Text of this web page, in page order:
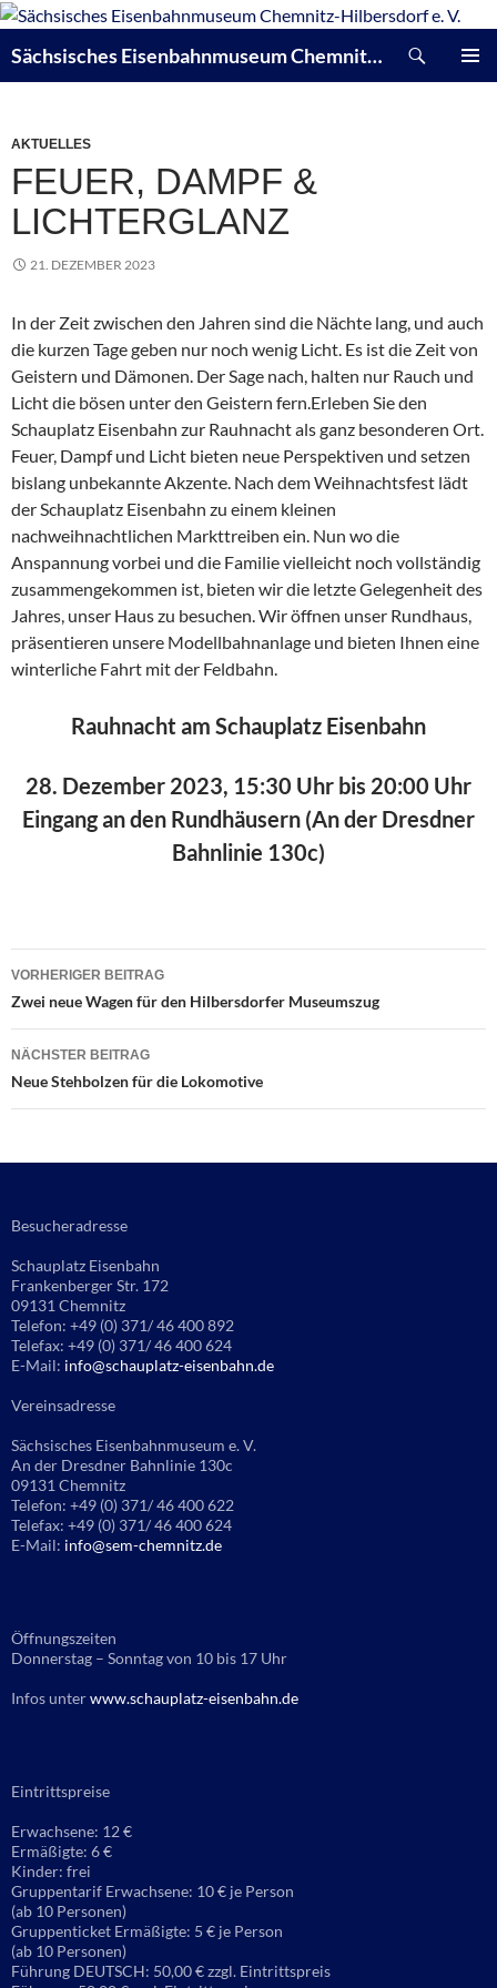
Zum
springen
Sächsisches Eisenbahnmuseum Chemnitz-Hilbersdorf e. V.
AKTUELLES
FEUER, DAMPF &
LICHTERGLANZ
21. DEZEMBER 2023
In der Zeit zwischen den Jahren sind die Nächte lang, und auch
die kurzen Tage geben nur noch wenig Licht. Es ist die Zeit von
Geistern und Dämonen. Der Sage nach, halten nur Rauch und
Licht die bösen unter den Geistern fern.Erleben Sie den
Schauplatz Eisenbahn zur Rauhnacht als ganz besonderen Ort.
Feuer, Dampf und Licht bieten neue Perspektiven und setzen
bislang unbekannte Akzente. Nach dem Weihnachtsfest lädt
der Schauplatz Eisenbahn zu einem kleinen
nachweihnachtlichen Markttreiben ein. Nun wo die
Anspannung vorbei und die Familie vielleicht noch vollständig
zusammengekommen ist, bieten wir die letzte Gelegenheit des
Jahres, unser Haus zu besuchen. Wir öffnen unser Rundhaus,
präsentieren unsere Modellbahnanlage und bieten Ihnen eine
winterliche Fahrt mit der Feldbahn.
Rauhnacht am Schauplatz Eisenbahn
28. Dezember 2023, 15:30 Uhr bis 20:00 Uhr
Eingang an den Rundhäusern (An der Dresdner
Bahnlinie 130c)
Beitragsnavigation
VORHERIGER BEITRAG
Zwei neue Wagen für den Hilbersdorfer Museumszug
NÄCHSTER BEITRAG
Neue Stehbolzen für die Lokomotive
Besucheradresse
Schauplatz Eisenbahn
Frankenberger Str. 172
09131 Chemnitz
Telefon: +49 (0) 371/ 46 400 892
Telefax: +49 (0) 371/ 46 400 624
E-Mail: info@schauplatz-eisenbahn.de
Vereinsadresse
Sächsisches Eisenbahnmuseum e. V.
An der Dresdner Bahnlinie 130c
09131 Chemnitz
Telefon: +49 (0) 371/ 46 400 622
Telefax: +49 (0) 371/ 46 400 624
E-Mail: info@sem-chemnitz.de
Öffnungszeiten
Donnerstag – Sonntag von 10 bis 17 Uhr
Infos unterwww.schauplatz-eisenbahn.de
Eintrittspreise
Erwachsene: 12 €
Ermäßigte: 6 €
Kinder: frei
Gruppentarif Erwachsene: 10 € je Person
(ab 10 Personen)
Gruppenticket Ermäßigte: 5 € je Person
(ab 10 Personen)
Führung DEUTSCH: 50,00 € zzgl. Eintrittspreis